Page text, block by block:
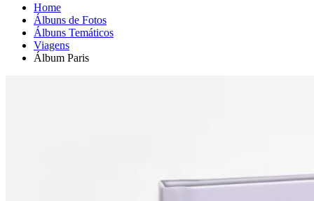
Home
Álbuns de Fotos
Álbuns Temáticos
Viagens
Álbum Paris